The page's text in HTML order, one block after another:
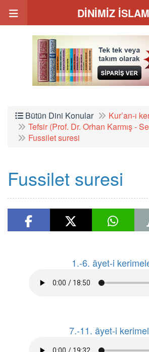
DİNİMİZ İSLAM
Bütün Dini Konular
Kur’an-ı
Tefsir (Prof. Dr. Orhan Karmış -
Fussilet suresi
Fussilet suresi
1.-6. âyet-i
7.-11. âyet-i